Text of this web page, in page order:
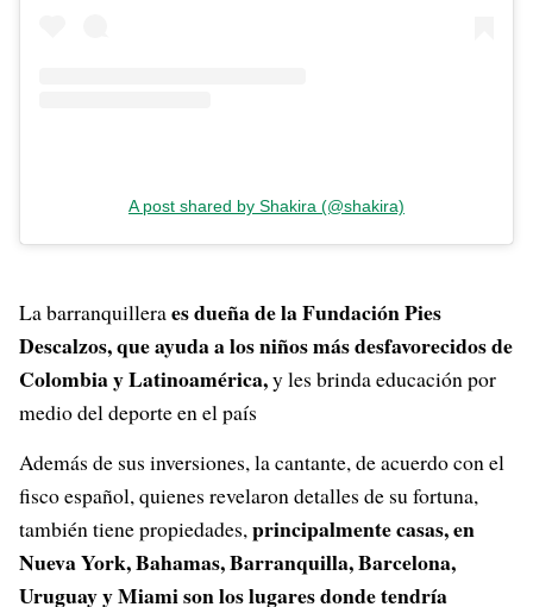
A post shared by Shakira (@shakira)
La barranquilleraes dueña de la Fundación Pies
Descalzos, que ayuda a los niños más desfavorecidos de
Colombia y Latinoamérica,y les brinda educación por
medio del deporte en el país
Además de sus inversiones, la cantante, de acuerdo con el
fisco español, quienes revelaron detalles de su fortuna,
también tiene propiedades,principalmente casas, en
Nueva York, Bahamas, Barranquilla, Barcelona,
Uruguay y Miami son los lugares donde tendría